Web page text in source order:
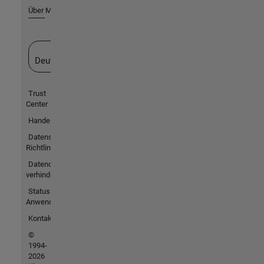
Über MathWorks
Deutschland
Trust
Center
Handelsmarken
Datenschutz-
Richtlinien
Datendiebstahl
verhindern
Status von
Anwendungen
Kontakt
©
1994-
2026